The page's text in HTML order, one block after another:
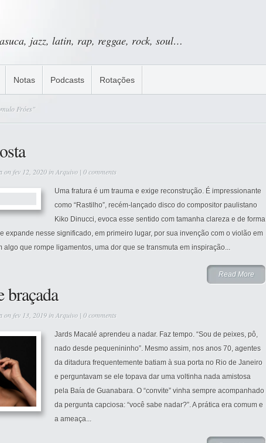
jazz, latin, rap, reggae, rock, soul…
Notas Podcasts Rotações
Fróes"
on fev 12, 2020 inArquivo | 0 comments
Uma fratura é um trauma e exige reconstrução. É impressionante
como “Rastilho”, recém-lançado disco do compositor paulistano
Kiko Dinucci, evoca esse sentido com tamanha clareza e de forma
expande nesse significado, em primeiro lugar, por sua invenção com o violão em
algo que rompe ligamentos, uma dor que se transmuta em inspiração...
Read More
braçada
on fev 13, 2019 inArquivo | 0 comments
Jards Macalé aprendeu a nadar. Faz tempo. “Sou de peixes, pô,
nado desde pequenininho”. Mesmo assim, nos anos 70, agentes
da ditadura frequentemente batiam à sua porta no Rio de Janeiro
e perguntavam se ele topava dar uma voltinha nada amistosa
pela Baía de Guanabara. O “convite” vinha sempre acompanhado
da pergunta capciosa: “você sabe nadar?”. A prática era comum e
a ameaça...